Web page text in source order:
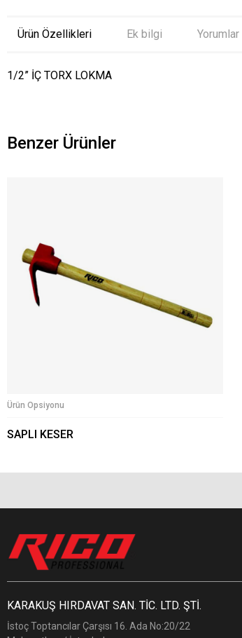
Ürün Özellikleri Ek bilgi Yorumlar
1/2” İÇ TORX LOKMA
Benzer Ürünler
Ürün Opsiyonu
SAPLI KESER
KARAKUŞ HIRDAVAT SAN. TİC. LTD. ŞTİ.
İstoç Toptancılar Çarşısı 16. Ada No:20/22